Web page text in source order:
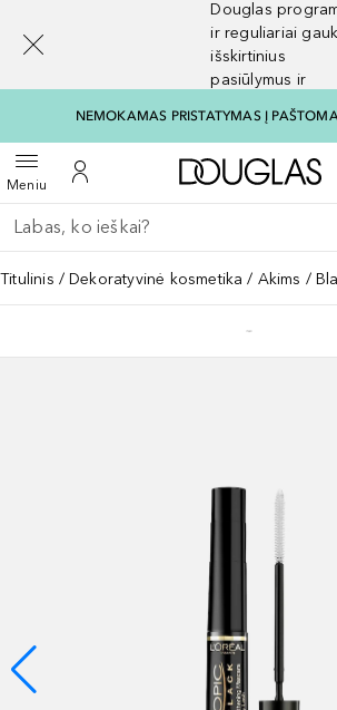
Douglas
ir reguliariai
išskirtinius
pasiūlymus ir
NEMOKAMAS PRISTATYMAS Į
MeniuAtidaryti meniuĮ mano paskyrą
Į
Grįžk atgal
Vykdykite paiešką
Titulinis Dekoratyvinė kosmetika Akims
[navigation.slideout.screenreader]